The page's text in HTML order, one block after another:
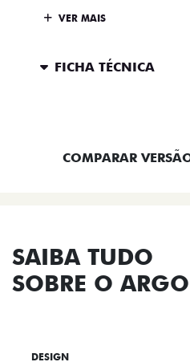
VER MAIS
FICHA TÉCNICA
COMPARAR
SAIBA TUDO
SOBRE O ARGO
DESIGN